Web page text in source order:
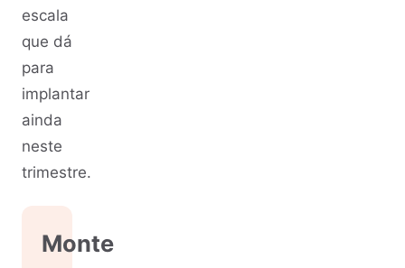
escala
que dá
para
implantar
ainda
neste
trimestre.
Monte